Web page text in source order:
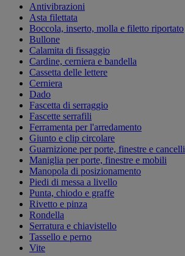
Antivibrazioni
Asta filettata
Boccola, inserto, molla e filetto riportato
Bullone
Calamita di fissaggio
Cardine, cerniera e bandella
Cassetta delle lettere
Cerniera
Dado
Fascetta di serraggio
Fascette serrafili
Ferramenta per l'arredamento
Giunto e clip circolare
Guarnizione per porte, finestre e cancelli
Maniglia per porte, finestre e mobili
Manopola di posizionamento
Piedi di messa a livello
Punta, chiodo e graffe
Rivetto e pinza
Rondella
Serratura e chiavistello
Tassello e perno
Vite